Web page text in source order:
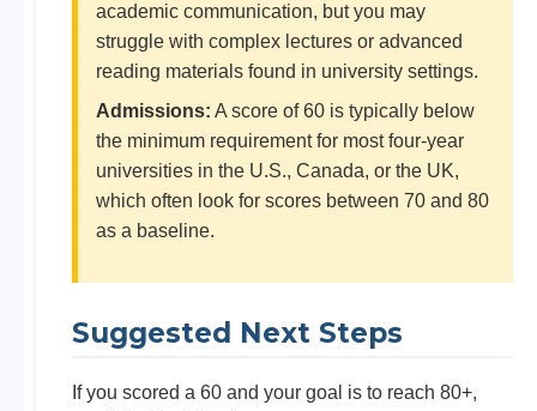
academic communication, but you may
struggle with complex lectures or advanced
reading materials found in university settings.
Admissions: A score of 60 is typically below
the minimum requirement for most four-year
universities in the U.S., Canada, or the UK,
which often look for scores between 70 and 80
as a baseline.
Suggested Next Steps
If you scored a 60 and your goal is to reach 80+,